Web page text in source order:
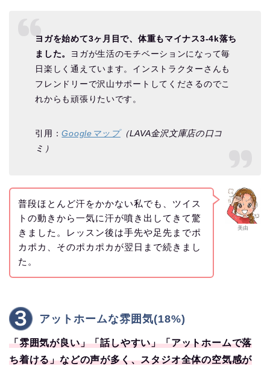
ヨガを始めて3ヶ月目で、体重もマイナス3-4k落ち
ました。
ヨガが生活のモチベーションになって毎
日楽しく通えています。インストラクターさんも
フレンドリーで沢山サポートしてくださるのでこ
れからも頑張りたいです。
引用：Googleマップ（LAVA金沢文庫店の口コ
ミ）
美由
普段ほとんど汗をかかない私でも、ツイス
トの動きから一気に汗が噴き出してきて驚
きました。レッスン後は手先や足先までポ
カポカ、そのポカポカが翌日まで続きまし
た。
アットホームな雰囲気(18%)
「雰囲気が良い」「話しやすい」「アットホームで落
ち着ける」などの声が多く、スタジオ全体の空気感が